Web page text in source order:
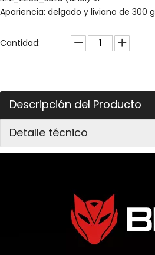
Apariencia: delgado y liviano de 300 g
Cantidad:
Descripción del Producto
Detalle técnico